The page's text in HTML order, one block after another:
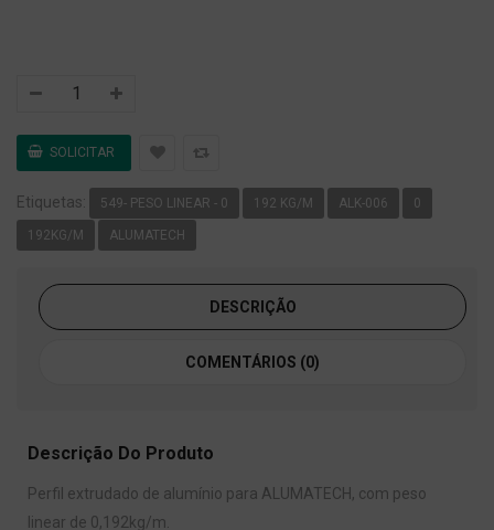
Etiquetas: 549- PESO LINEAR - 0 192 KG/M ALK-006 0
192KG/M ALUMATECH
DESCRIÇÃO
COMENTÁRIOS (0)
Descrição Do Produto
Perfil extrudado de alumínio para ALUMATECH, com peso
linear de 0,192kg/m.